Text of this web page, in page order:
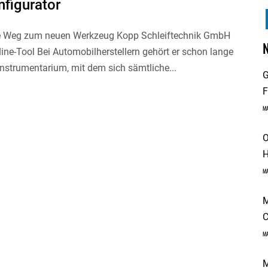
Weg zum neuen Werkzeug Kopp Schleiftechnik GmbH
Tool Bei Automobilherstellern gehört er schon lange
mit dem sich sämtliche...